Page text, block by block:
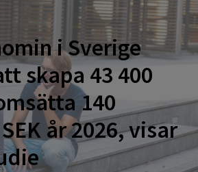
i Sverige
skapa 43 400
140
år 2026, visar